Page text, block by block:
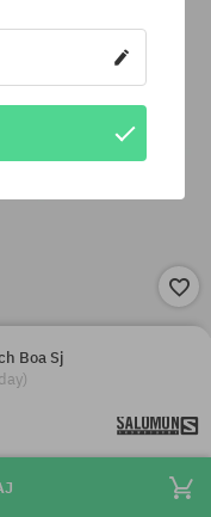
Boa Sj